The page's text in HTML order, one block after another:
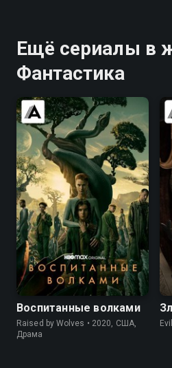
Ещё сериалы в
Фантастика
7.1 7.4
Воспитанные волками
Raised by Wolves • 2020, США,
Драма